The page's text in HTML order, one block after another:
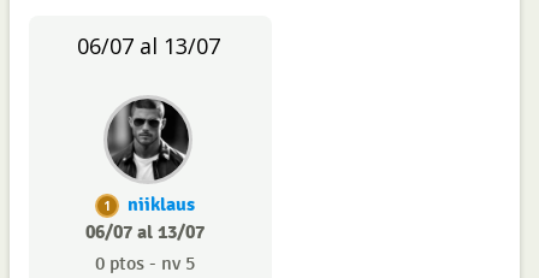
06/07 al 13/07
1
niiklaus
06/07 al 13/07
0 ptos - nv 5